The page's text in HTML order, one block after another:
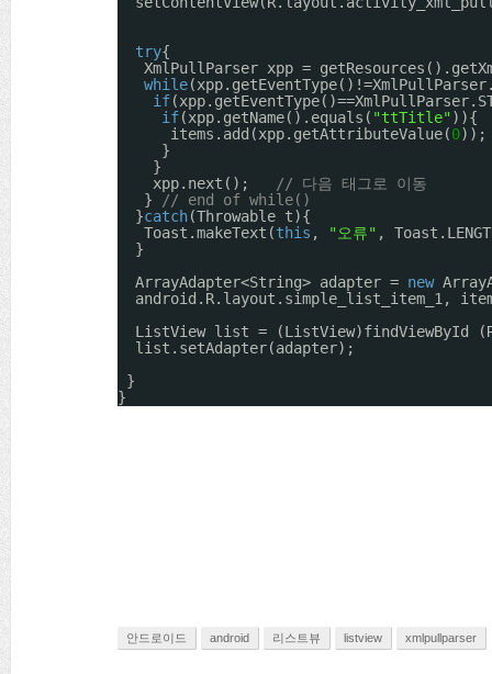
try{
XmlPullParser xpp =
while
if
if(xpp.getName().equals( "ttTitle"
items.add(xpp.getAttributeValue(0));
}
}
xpp.next();
// 다음 태그로 이동
}
// end of while()
}catch(Throwable t){
Toast.makeText(this , "오류" ,
}
ArrayAdapter<String> adapter = new
android.R.layout.simple_list_item_1,
ListView list = (ListView)findViewById
list.setAdapter(adapter);
}
}
안드로이드 android 리스트뷰 listview xmlpullparser